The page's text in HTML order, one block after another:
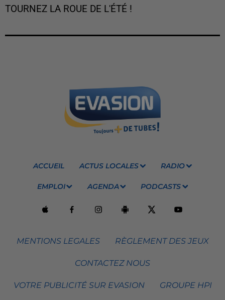
TOURNEZ LA ROUE DE L'ÉTÉ !
ACCUEIL ACTUS LOCALES RADIO
EMPLOI AGENDA PODCASTS
MENTIONS LEGALES RÈGLEMENT DES JEUX
CONTACTEZ NOUS
VOTRE PUBLICITÉ SUR EVASION GROUPE HPI